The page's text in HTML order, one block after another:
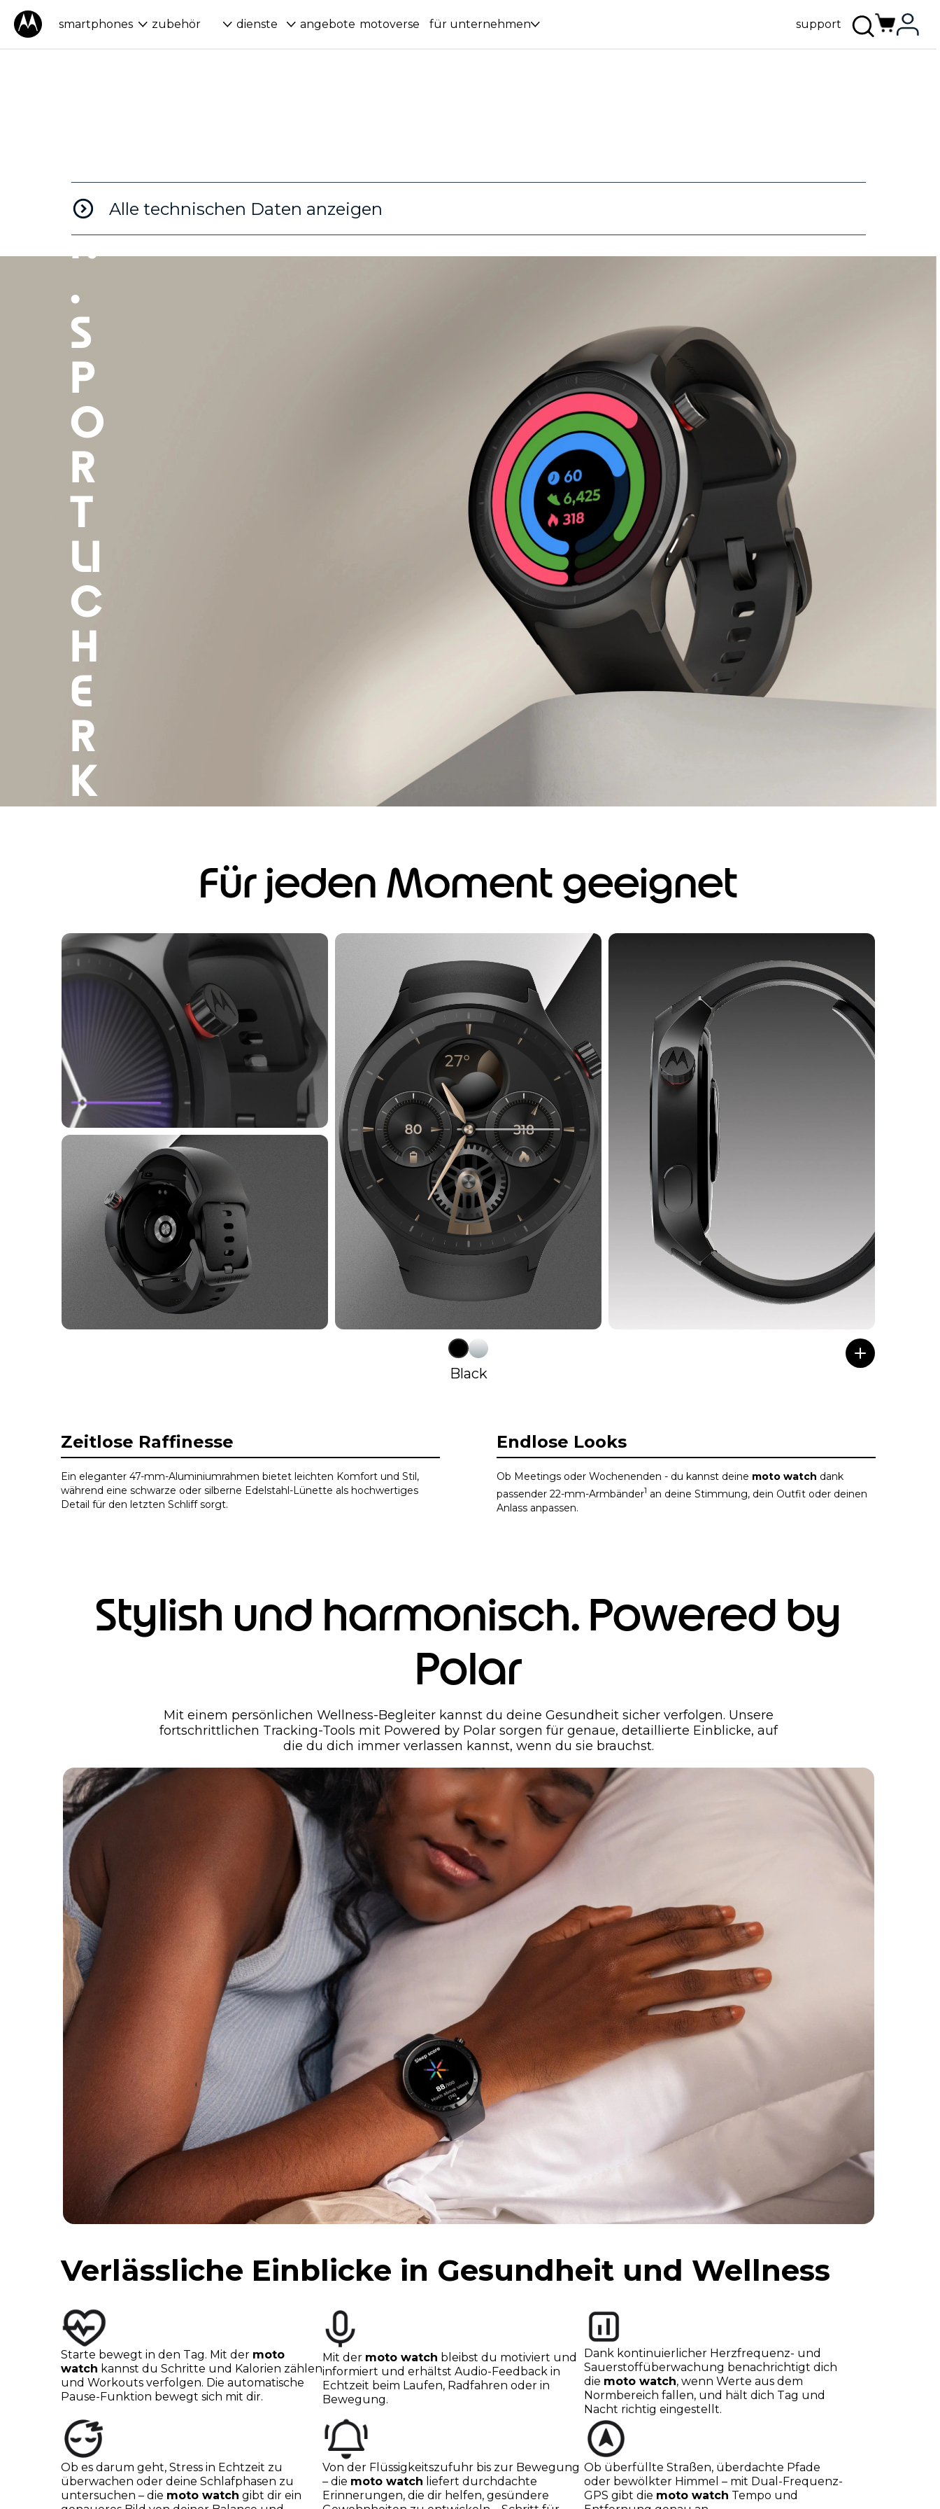
smartphones zubehör dienste angebote motoverse für unternehmen support
Alle technischen Daten anzeigen
S
G
N
.
S
P
O
R
T
LI
C
H
E
R
K
Für jeden Moment geeignet
Black
Zeitlose Raffinesse
Ein eleganter 47-mm-Aluminiumrahmen bietet leichten Komfort und Stil,
während eine schwarze oder silberne Edelstahl-Lünette als hochwertiges
Detail für den letzten Schliff sorgt.
Endlose Looks
Ob Meetings oder Wochenenden - du kannst deine moto watch dank
passender 22-mm-Armbänder1 an deine Stimmung, dein Outfit oder deinen
Anlass anpassen.
Stylish und harmonisch. Powered by
Polar
Mit einem persönlichen Wellness-Begleiter kannst du deine Gesundheit sicher verfolgen. Unsere
fortschrittlichen Tracking-Tools mit Powered by Polar sorgen für genaue, detaillierte Einblicke, auf
die du dich immer verlassen kannst, wenn du sie brauchst.
Verlässliche Einblicke in Gesundheit und Wellness
Starte bewegt in den Tag. Mit der moto
watch kannst du Schritte und Kalorien zählen
und Workouts verfolgen. Die automatische
Pause-Funktion bewegt sich mit dir.
Mit der moto watch bleibst du motiviert und
informiert und erhältst Audio-Feedback in
Echtzeit beim Laufen, Radfahren oder in
Bewegung.
Dank kontinuierlicher Herzfrequenz- und
Sauerstoffüberwachung benachrichtigt dich
die moto watch, wenn Werte aus dem
Normbereich fallen, und hält dich Tag und
Nacht richtig eingestellt.
Ob es darum geht, Stress in Echtzeit zu
überwachen oder deine Schlafphasen zu
untersuchen – die moto watch gibt dir ein
Von der Flüssigkeitszufuhr bis zur Bewegung
– die moto watch liefert durchdachte
Erinnerungen, die dir helfen, gesündere
Ob überfüllte Straßen, überdachte Pfade
oder bewölkter Himmel – mit Dual-Frequenz-
GPS gibt die moto watch Tempo und